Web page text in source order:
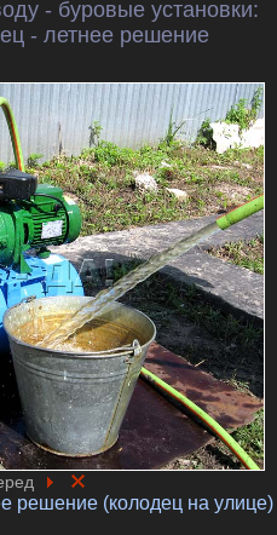
- буровые установки:
- летнее решение
решение (колодец на улице)